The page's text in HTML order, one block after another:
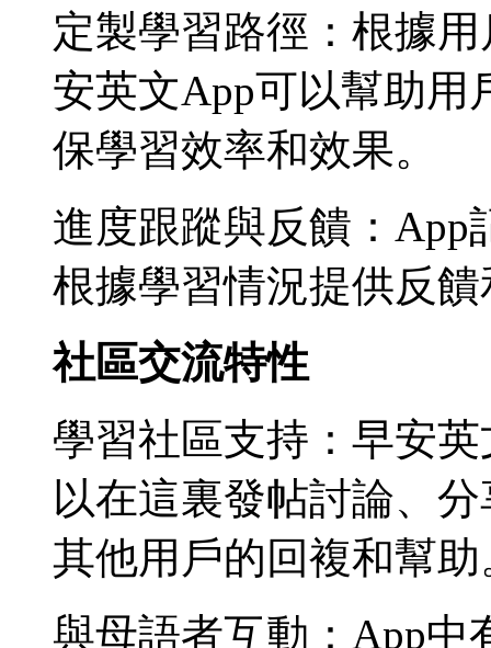
定製學習路徑：根據
安英文App可以幫助用
保學習效率和效果。
進度跟蹤與反饋：App
根據學習情況提供反
社區交流特性
學習社區支持：早安
以在這裏發帖討論、
其他用戶的回複和幫助
與母語者互動：App中